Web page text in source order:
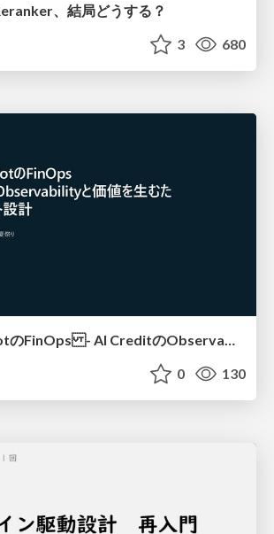
、結局どうする？
3 680
GitHub CopilotのFinOps - AI CreditのObservabilityと価値を生むためのエージェント設計
0 130